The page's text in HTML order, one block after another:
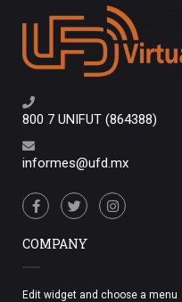
800 7 UNIFUT (864388)
informes@ufd.mx
COMPANY
Edit widget and choose a menu